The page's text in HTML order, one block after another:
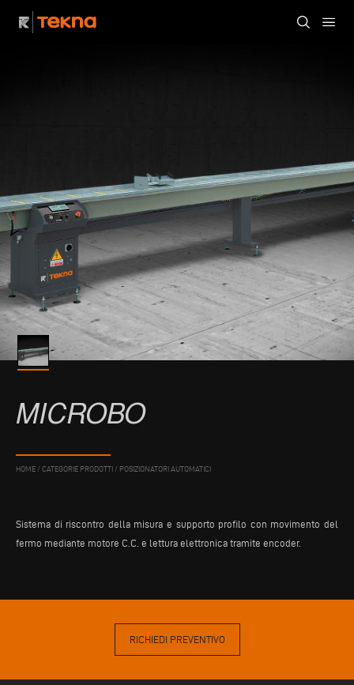
MICROBO
HOME / CATEGORIE PRODOTTI / POSIZIONATORI AUTOMATICI
Sistema di riscontro della misura e supporto profilo con movimento del
fermo mediante motore C.C. e lettura elettronica tramite encoder.
RICHIEDI PREVENTIVO